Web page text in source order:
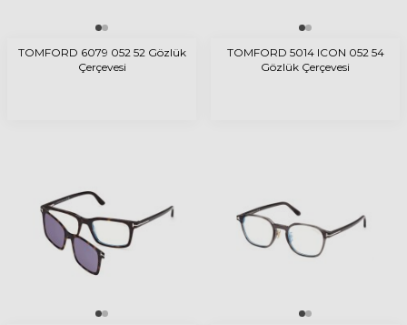
TOMFORD 6079 052 52 Gözlük
Çerçevesi
TOMFORD 5014 ICON 052 54
Gözlük Çerçevesi